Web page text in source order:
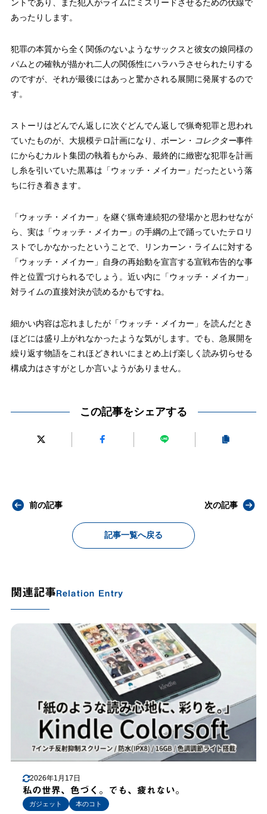
ントであり、また犯人がライムにミスリードさせるための伏線で
あったりします。
犯罪の本質から全く関係のないようなサックスと彼女の娘同様の
パムとの確執が描かれ二人の関係性にハラハラさせられたりする
のですが、それが最後にはあっと驚かされる展開に発展するので
す。
ストーリはどんでん返しに次ぐどんでん返しで猟奇犯罪と思われ
ていたものが、大規模テロ計画になり、ボーン・ コレクター事件
にからむカルト集団の執着もからみ、最終的に緻密な犯罪を計画
し糸を引いていた黒幕は「ウォッチ・メイカー」だったという落
ちに行き着きます。
「ウォッチ・メイカー」を継ぐ猟奇連続犯の登場かと思わせなが
ら、実は「ウォッチ・メイカー」の手綱の上で踊っていたテロリ
ストでしかなかったということで、リンカーン・ライムに対する
「ウォッチ・メイカー」自身の再始動を宣言する宣戦布告的な事
件と位置づけられるでしょう。近い内に「ウォッチ・メイカー」
対ライムの直接対決が読めるかもですね。
細かい内容は忘れましたが「ウォッチ・メイカー」を読んだとき
ほどには盛り上がれなかったような気がします。でも、急展開を
繰り返す物語をこれほどきれいにまとめ上げ楽しく読み切らせる
構成力はさすがとしか言いようがありません。
この記事をシェアする
前の記事
記事一覧へ戻る
次の記事
関連記事Relation Entry
2026年1月17日
私の世界、色づく。でも、疲れない。
ガジェット 本のコト